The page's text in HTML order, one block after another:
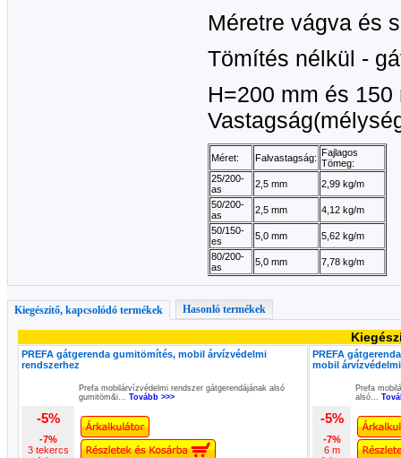
Méretre vágva és
Tömítés nélkül -
H=200 mm és
Méret: Falvastagság: Fajlagos
Tömeg:
25/200-
as
2,5 mm
2,99 kg/m
50/200-
as
2,5 mm
4,12 kg/m
50/150-
es
5,0 mm
5,62 kg/m
80/200-
as
5,0 mm 7,78 kg/m
Kiegészítő, kapcsolódó termékek Hasonló termékek
PREFA gátgerenda gumitömítés, mobil árvízvédelmi
rendszerhez
Prefa mobilárvízvédelmi rendszer gátgerendájának alsó
gumitöm&i... Tovább >>>
-5%
-7%
3 tekercs
PREFA
mobil
Prefa
alsó...
-5%
-7%
6 m